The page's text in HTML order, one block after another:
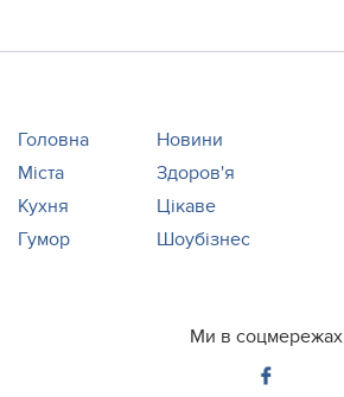
Головна
Новини
Міста
Здоров'я
Кухня
Цікаве
Гумор
Шоубізнес
Ми в соцмережах